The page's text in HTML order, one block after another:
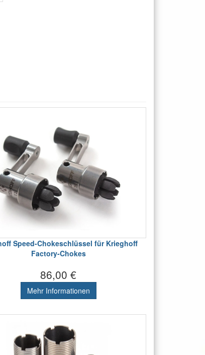
Speed-Chokeschlüssel für Krieghoff
Factory-Chokes
86,00 €
Mehr Informationen